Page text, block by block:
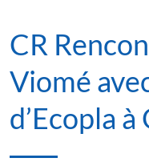
CR
Viomé
d’Ecopla